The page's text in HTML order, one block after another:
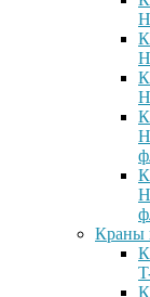
Краны